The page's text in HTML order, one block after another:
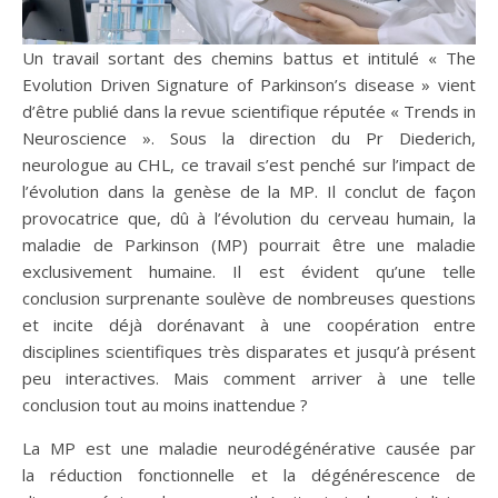
Un travail sortant des chemins battus et intitulé « The
Evolution Driven Signature of Parkinson’s disease » vient
d’être publié dans la revue scientifique réputée « Trends in
Neuroscience ». Sous la direction du Pr Diederich,
neurologue au CHL, ce travail s’est penché sur l’impact de
l’évolution dans la genèse de la MP. Il conclut de façon
provocatrice que, dû à l’évolution du cerveau humain, la
maladie de Parkinson (MP) pourrait être une maladie
exclusivement humaine. Il est évident qu’une telle
conclusion surprenante soulève de nombreuses questions
et incite déjà dorénavant à une coopération entre
disciplines scientifiques très disparates et jusqu’à présent
peu interactives. Mais comment arriver à une telle
conclusion tout au moins inattendue ?
La MP est une maladie neurodégénérative causée par
la réduction fonctionnelle et la dégénérescence de